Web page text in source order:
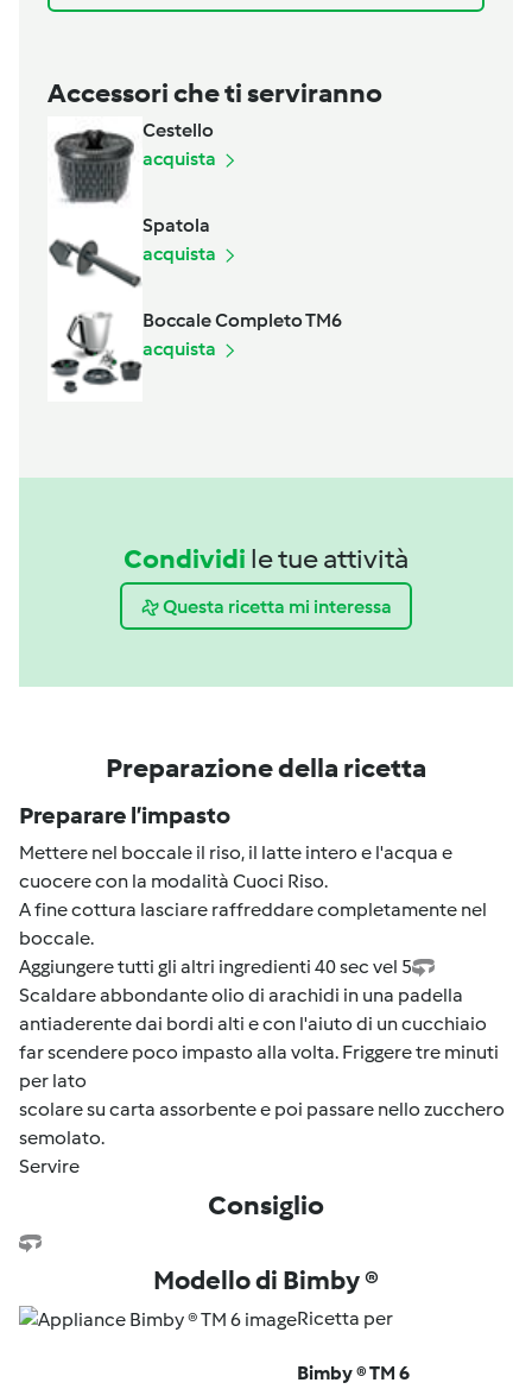
Accessori che ti serviranno
Cestello
acquista
Spatola
acquista
Boccale Completo TM6
acquista
Condividi le tue attività
Questa ricetta mi interessa
Preparazione della ricetta
Preparare l’impasto
Mettere nel boccale il riso, il latte intero e l'acqua e
cuocere con la modalità Cuoci Riso.
A fine cottura lasciare raffreddare completamente nel
boccale.
Aggiungere tutti gli altri ingredienti 40 sec vel 5
Scaldare abbondante olio di arachidi in una padella
antiaderente dai bordi alti e con l'aiuto di un cucchiaio
far scendere poco impasto alla volta. Friggere tre minuti
per lato
scolare su carta assorbente e poi passare nello zucchero
semolato.
Servire
Consiglio
Modello di Bimby ®
Ricetta per
Bimby ® TM 6